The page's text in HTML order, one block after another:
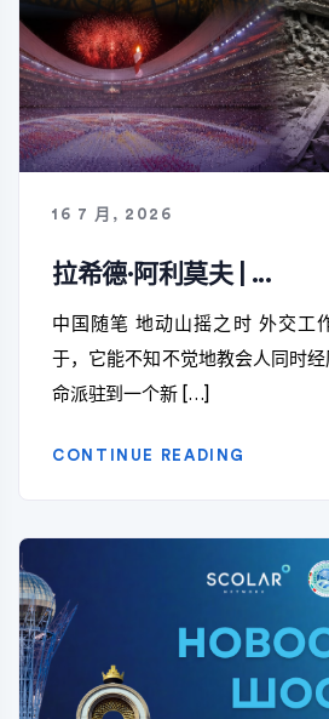
16 7 月, 2026
拉希德·阿利莫夫 | ...
中国随笔 地动山摇之时 外交工
于，它能不知不觉地教会人同时
命派驻到一个新 […]
CONTINUE READING